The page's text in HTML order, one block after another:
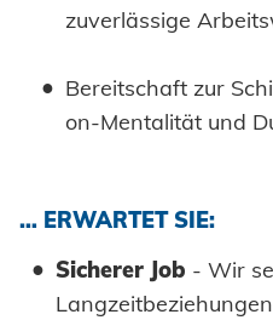
zuverlässige
Bereitschaft zur
on-Mentalität und
… ERWARTET SIE:
Sicherer Job - Wir
Langzeitbeziehungen